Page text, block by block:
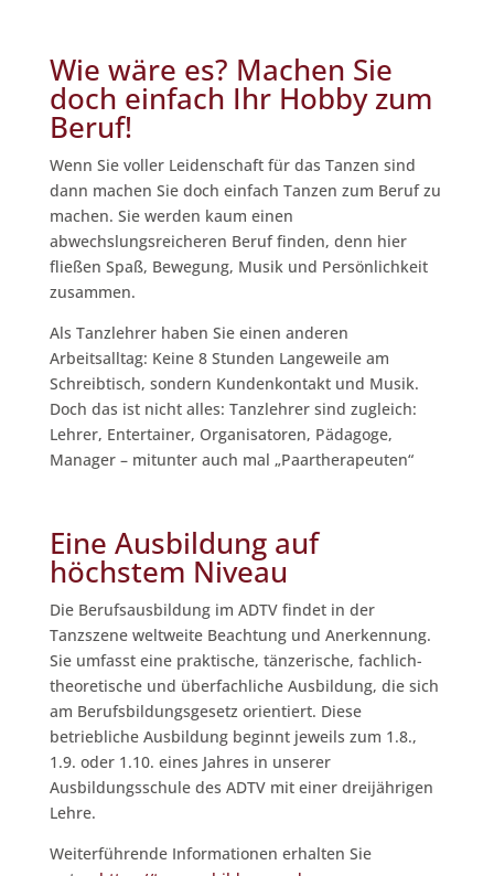
Wie wäre es? Machen Sie
doch einfach Ihr Hobby zum
Beruf!
Wenn Sie voller Leidenschaft für das Tanzen sind
dann machen Sie doch einfach Tanzen zum Beruf zu
machen. Sie werden kaum einen
abwechslungsreicheren Beruf finden, denn hier
fließen Spaß, Bewegung, Musik und Persönlichkeit
zusammen.
Als Tanzlehrer haben Sie einen anderen
Arbeitsalltag: Keine 8 Stunden Langeweile am
Schreibtisch, sondern Kundenkontakt und Musik.
Doch das ist nicht alles: Tanzlehrer sind zugleich:
Lehrer, Entertainer, Organisatoren, Pädagoge,
Manager – mitunter auch mal „Paartherapeuten“
Eine Ausbildung auf
höchstem Niveau
Die Berufsausbildung im ADTV findet in der
Tanzszene weltweite Beachtung und Anerkennung.
Sie umfasst eine praktische, tänzerische, fachlich-
theoretische und überfachliche Ausbildung, die sich
am Berufsbildungsgesetz orientiert. Diese
betriebliche Ausbildung beginnt jeweils zum 1.8.,
1.9. oder 1.10. eines Jahres in unserer
Ausbildungsschule des ADTV mit einer dreijährigen
Lehre.
Weiterführende Informationen erhalten Sie